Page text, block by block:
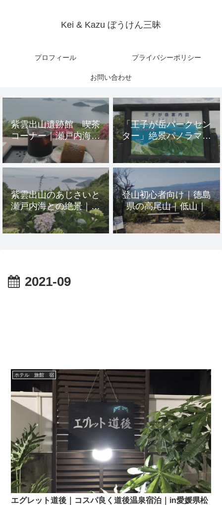
Kei & Kazu ぼうけん三昧
プロフィール プライバシーポリシー
お問い合わせ
紫雲出山遺跡館 喫茶
コーナー｜瀬戸内海が
一望できる絶景 天空
の喫茶店|in香川県
「王子が岳パークセン
ター」絶景パノラマビ
ュー「belk(ベルク)」
in岡山県 倉敷市 玉
野市
紫雲出山のあじさいと
瀬戸内海との絶景｜香
川県観光スポット｜
登山初心者向け｜徳島
県の高尾山｜低山｜
2021-09
ホテル 旅館 宿
エグレット道後｜コスパ良く道後温泉宿泊｜in愛媛県松